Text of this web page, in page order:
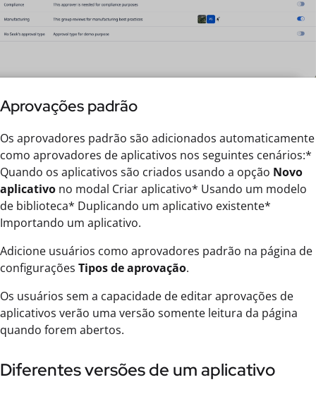
Aprovações padrão
Os aprovadores padrão são adicionados automaticamente
como aprovadores de aplicativos nos seguintes cenários:*
Quando os aplicativos são criados usando a opção Novo
aplicativo no modal Criar aplicativo* Usando um modelo
de biblioteca* Duplicando um aplicativo existente*
Importando um aplicativo.
Adicione usuários como aprovadores padrão na página de
configurações Tipos de aprovação.
Os usuários sem a capacidade de editar aprovações de
aplicativos verão uma versão somente leitura da página
quando forem abertos.
Diferentes versões de um aplicativo